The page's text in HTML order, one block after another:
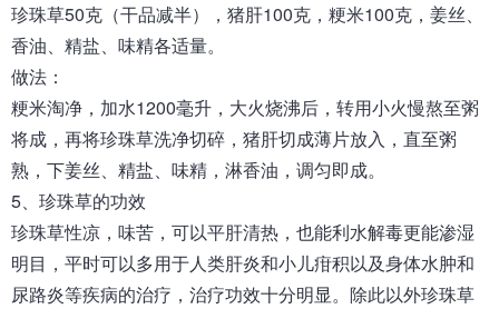
珍珠草50克（干品减半），猪肝100克，粳米100克，姜丝、
香油、精盐、味精各适量。
做法：
粳米淘净，加水1200毫升，大火烧沸后，转用小火慢熬至粥
将成，再将珍珠草洗净切碎，猪肝切成薄片放入，直至粥
熟，下姜丝、精盐、味精，淋香油，调匀即成。
5、珍珠草的功效
珍珠草性凉，味苦，可以平肝清热，也能利水解毒更能渗湿
明目，平时可以多用于人类肝炎和小儿疳积以及身体水肿和
尿路炎等疾病的治疗，治疗功效十分明显。除此以外珍珠草